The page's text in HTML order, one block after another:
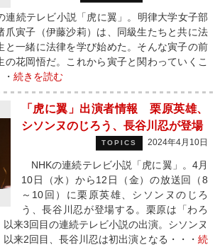
続テレビ小説「虎に翼」。明律大学女子部
爪寅子（伊藤沙莉）は、同級生たちと共に法
と一緒に法律を学び始めた。そんな寅子の前
の花岡悟だ。これから寅子と関わっていくこ
続きを読む
「虎に翼」出演者情報 栗原英雄、
シソンヌのじろう、長谷川忍が登場
TOPICS 2024年4月10日
NHKの連続テレビ小説「虎に翼」。4月
10日（水）から12日（金）の放送回（8
～10回）に栗原英雄、シソンヌのじろ
う、長谷川忍が登場する。栗原は「わろ
来3回目の連続テレビ小説の出演。シソンヌ
来2回目、長谷川忍は初出演となる・・・ 続